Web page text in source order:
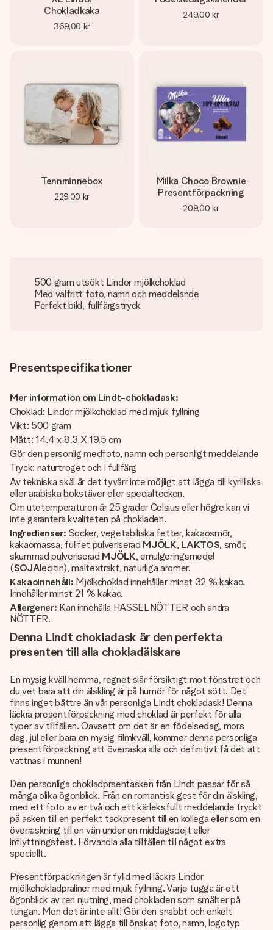
Chokladkaka
369,00 kr
249,00 kr
Tennminnebox
229,00 kr
Milka Choco Brownie
Presentförpackning
209,00 kr
500 gram utsökt Lindor mjölkchoklad
Med valfritt foto, namn och meddelande
Perfekt bild, fullfärgstryck
Presentspecifikationer
Mer information om Lindt-chokladask:
Choklad: Lindor mjölkchoklad med mjuk fyllning
Vikt: 500 gram
Mått: 14.4 x 8.3 X 19.5 cm
Gör den personlig medfoto, namn och personligt meddelande
Tryck: naturtroget och i fullfärg
Av tekniska skäl är det tyvärr inte möjligt att lägga till kyrilliska
eller arabiska bokstäver eller specialtecken.
Om utetemperaturen är 25 grader Celsius eller högre kan vi
inte garantera kvaliteten på chokladen.
Ingredienser: Socker, vegetabiliska fetter, kakaosmör,
kakaomassa, fullfet pulveriserad MJÖLK, LAKTOS, smör,
skummad pulveriserad MJÖLK, emulgeringsmedel
(SOJAlecitin), maltextrakt, naturliga aromer.
Kakaoinnehåll: Mjölkchoklad innehåller minst 32 % kakao.
Innehåller minst 21 % kakao.
Allergener: Kan innehålla HASSELNÖTTER och andra
NÖTTER.
Denna Lindt chokladask är den perfekta
presenten till alla chokladälskare
En mysig kväll hemma, regnet slår försiktigt mot fönstret och
du vet bara att din älskling är på humör för något sött. Det
finns inget bättre än vår personliga Lindt chokladask! Denna
läckra presentförpackning med choklad är perfekt för alla
typer av tillfällen. Oavsett om det är en födelsedag, mors
dag, jul eller bara en mysig filmkväll, kommer denna personliga
presentförpackning att överraska alla och definitivt få det att
vattnas i munnen!
Den personliga chokladprsentasken från Lindt passar för så
många olika ögonblick. Från en romantisk gest för din älskling,
med ett foto av er två och ett kärleksfullt meddelande tryckt
på asken till en perfekt tackpresent till en kollega eller som en
överraskning till en vän under en middagsdejt eller
inflyttningsfest. Förvandla alla tillfällen till något extra
speciellt.
Presentförpackningen är fylld med läckra Lindor
mjölkchokladpraliner med mjuk fyllning. Varje tugga är ett
ögonblick av ren njutning, med chokladen som smälter på
tungan. Men det är inte allt! Gör den snabbt och enkelt
personlig genom att lägga till önskat foto, namn, logotyp